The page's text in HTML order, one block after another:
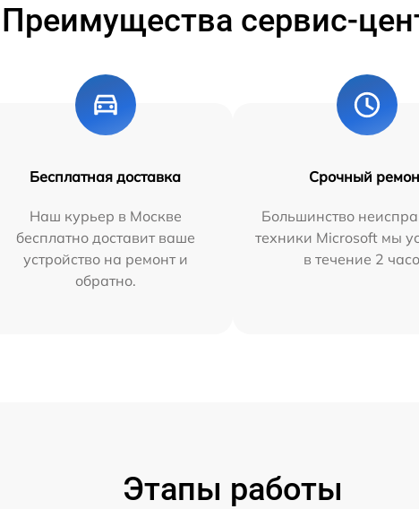
Преимущества сервис-
Бесплатная доставка
Наш курьер в Москве
бесплатно доставит ваше
устройство на ремонт и
обратно.
Срочный
Большинство
техники Microsoft мы
в течение 2
Этапы работы